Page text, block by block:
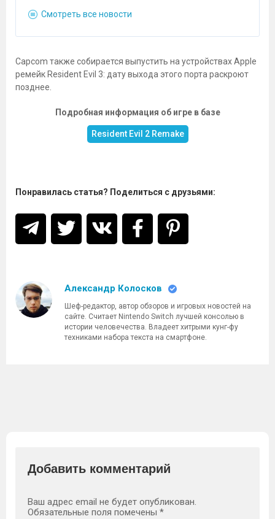
Смотреть все новости
Capcom также собирается выпустить на устройствах Apple
ремейк Resident Evil 3: дату выхода этого порта раскроют
позднее.
Подробная информация об игре в базе
Resident Evil 2 Remake
Понравилась статья? Поделиться с друзьями:
Александр Колосков
Шеф-редактор, автор обзоров и игровых новостей на
сайте. Считает Nintendo Switch лучшей консолью в
истории человечества. Владеет хитрыми кунг-фу
техниками набора текста на смартфоне.
Добавить комментарий
Ваш адрес email не будет опубликован.
Обязательные поля помечены *